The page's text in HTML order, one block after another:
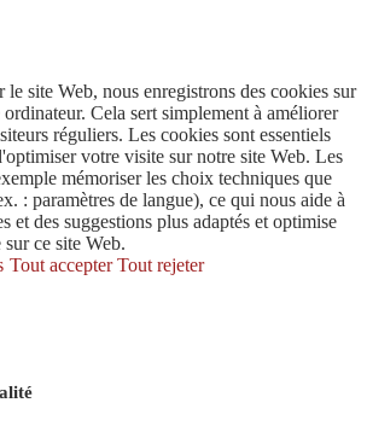
le site Web, nous enregistrons des cookies sur
Cela sert simplement à améliorer
réguliers. Les cookies sont essentiels
votre visite sur notre site Web. Les
mémoriser les choix techniques que
: paramètres de langue), ce qui nous aide à
et des suggestions plus adaptés et optimise
ce site Web.
Tout accepter Tout rejeter